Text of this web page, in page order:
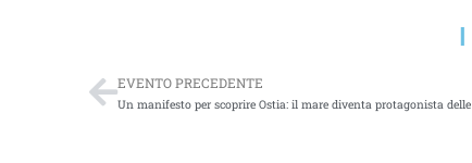
EVENTO PRECEDENTE